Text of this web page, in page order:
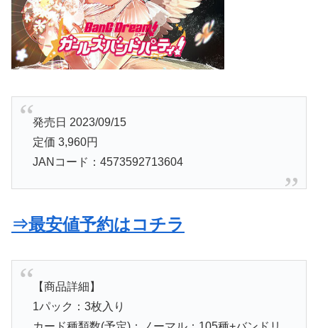
発売日 2023/09/15
定価 3,960円
JANコード：4573592713604
⇒最安値予約はコチラ
【商品詳細】
1パック：3枚入り